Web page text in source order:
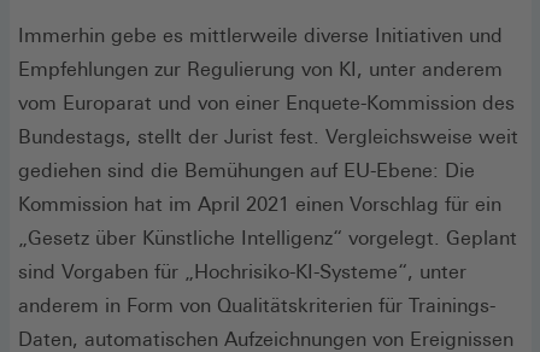
Immerhin gebe es mittlerweile diverse Initiativen und
Empfehlungen zur Regulierung von KI, unter anderem
vom Europarat und von einer Enquete-Kommission des
Bundestags, stellt der Jurist fest. Vergleichsweise weit
gediehen sind die Bemühungen auf EU-Ebene: Die
Kommission hat im April 2021 einen Vorschlag für ein
„Gesetz über Künstliche Intelligenz“ vorgelegt. Geplant
sind Vorgaben für „Hochrisiko-KI-Systeme“, unter
anderem in Form von Qualitätskriterien für Trainings-
Daten, automatischen Aufzeichnungen von Ereignissen